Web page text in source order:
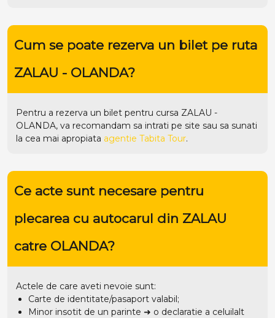
Cum se poate rezerva un bilet pe ruta
ZALAU - OLANDA?
Pentru a rezerva un bilet pentru cursa ZALAU -
OLANDA, va recomandam sa intrati pe site sau sa sunati
la cea mai apropiata agentie Tabita Tour.
Ce acte sunt necesare pentru
plecarea cu autocarul din ZALAU
catre OLANDA?
Actele de care aveti nevoie sunt:
Carte de identitate/pasaport valabil;
Minor insotit de un parinte ➜ o declaratie a celuilalt